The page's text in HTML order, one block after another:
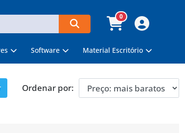
0
Software Material Escritório
Ordenar por: